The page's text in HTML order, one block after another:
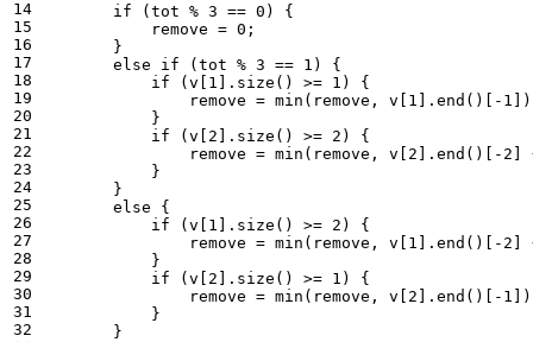
if
(tot % 3 == 0 )
{
remove = 0 ;
}
else
if (tot % 3 == 1 )
{
if
(v [ 1 ]. size () >= 1 )
{
remove = min ( remove , v [ 1 ]. end ()[ - 1
}
if
(v [ 2 ]. size () >= 2 )
{
remove = min ( remove , v [ 2 ]. end ()[ - 2 ]
}
}
else
{
if
(v [ 1 ]. size () >= 2 )
{
remove = min ( remove , v [ 1 ]. end ()[ - 2 ]
}
if
(v [ 2 ]. size () >= 1 )
{
remove = min ( remove , v [ 2 ]. end ()[ - 1
}
}